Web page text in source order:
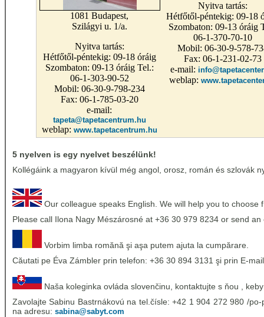
1081 Budapest,
Szilágyi u. 1/a.
Nyitva tartás:
Hétfőtől-péntekig: 09-18 óráig
Szombaton: 09-13 óráig Tel.:
06-1-303-90-52
Mobil: 06-30-9-798-234
Fax: 06-1-785-03-20
e-mail:
tapeta@tapetacentrum.hu
weblap: www.tapetacentrum.hu
Nyitva tartás:
Hétfőtől-péntekig: 09-18
Szombaton: 09-13 óráig
06-1-370-70-10
Mobil: 06-30-9-578-
Fax: 06-1-231-02-73
e-mail:
weblap:
5 nyelven is egy nyelvet beszélünk!
Kollégáink a magyaron kívül még angol, orosz, román és szlovák
Our colleague speaks English. We will help you to choose
Please call Ilona Nagy Mészárosné at +36 30 979 8234 or send
Vorbim limba romănă şi aşa putem ajuta la cumpărare.
Căutati pe Éva Zámbler prin telefon: +36 30 894 3131 şi prin E-
Naša koleginka ovláda slovenčinu, kontaktujte s ňou ,
Zavolajte Sabinu Bastrnákovú na tel.čísle: +42 1 904 272 980 /
na adresu: sabina@sabyt.com